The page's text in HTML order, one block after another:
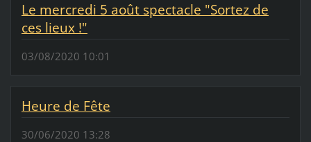
Le mercredi 5 août spectacle "Sortez de
ces lieux !"
03/08/2020 10:01
Heure de Fête
30/06/2020 13:28